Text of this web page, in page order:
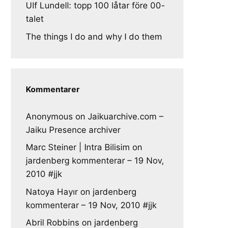
Ulf Lundell: topp 100 låtar före 00-
talet
The things I do and why I do them
Kommentarer
Anonymous on Jaikuarchive.com –
Jaiku Presence archiver
Marc Steiner | Intra Bilisim on
jardenberg kommenterar – 19 Nov,
2010 #jjk
Natoya Hayır on jardenberg
kommenterar – 19 Nov, 2010 #jjk
Abril Robbins on jardenberg